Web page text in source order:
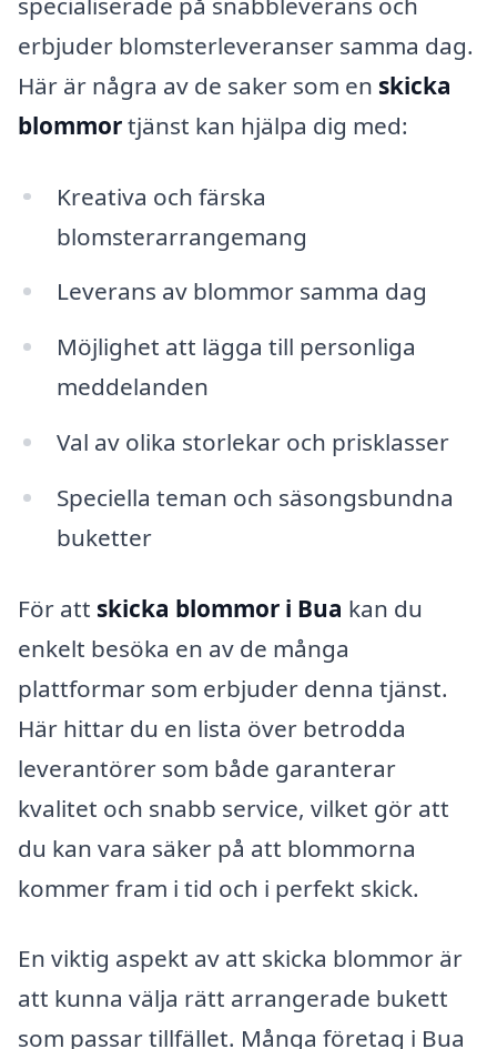
erbjuder blomsterleveranser samma dag.
Här är några av de saker som en skicka
blommortjänst kan hjälpa dig med:
Kreativa och färska
blomsterarrangemang
Leverans av blommor samma dag
Möjlighet att lägga till personliga
meddelanden
Val av olika storlekar och prisklasser
Speciella teman och säsongsbundna
buketter
För att skicka blommor i Bua kan du
enkelt besöka en av de många
plattformar som erbjuder denna tjänst.
Här hittar du en lista över betrodda
leverantörer som både garanterar
kvalitet och snabb service, vilket gör att
du kan vara säker på att blommorna
kommer fram i tid och i perfekt skick.
En viktig aspekt av att skicka blommor är
att kunna välja rätt arrangerade bukett
som passar tillfället. Många företag i Bua